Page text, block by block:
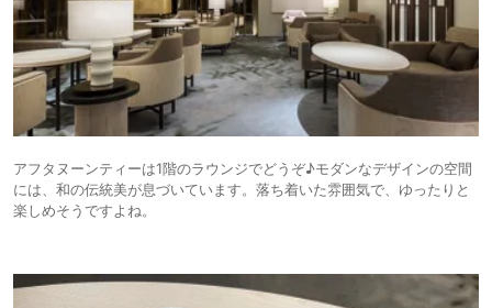
アフタヌーンティーは1階のラウンジでどうぞ♪モダンなデザインの空間
には、和の伝統美が息づいています。落ち着いた雰囲気で、ゆったりと
楽しめそうですよね。